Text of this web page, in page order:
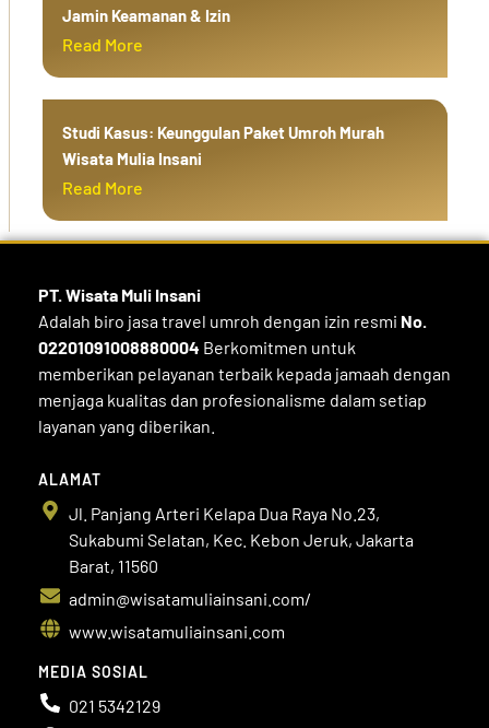
Jamin Keamanan & Izin
Read More
Studi Kasus: Keunggulan Paket Umroh Murah
Wisata Mulia Insani
Read More
PT. Wisata Muli Insani
Adalah biro jasa travel umroh dengan izin resmi No.
02201091008880004 Berkomitmen untuk
memberikan pelayanan terbaik kepada jamaah dengan
menjaga kualitas dan profesionalisme dalam setiap
layanan yang diberikan.
ALAMAT
Jl. Panjang Arteri Kelapa Dua Raya No.23,
Sukabumi Selatan, Kec. Kebon Jeruk, Jakarta
Barat, 11560
admin@wisatamuliainsani.com/
www.wisatamuliainsani.com
MEDIA SOSIAL
021 5342129